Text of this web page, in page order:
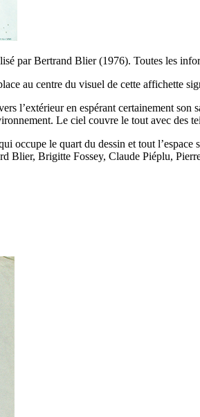
par Bertrand Blier (1976). Toutes les
au centre du visuel de cette affichette
l’extérieur en espérant certainement
Le ciel couvre le tout avec des
occupe le quart du dessin et tout
Blier, Brigitte Fossey, Claude Piéplu,